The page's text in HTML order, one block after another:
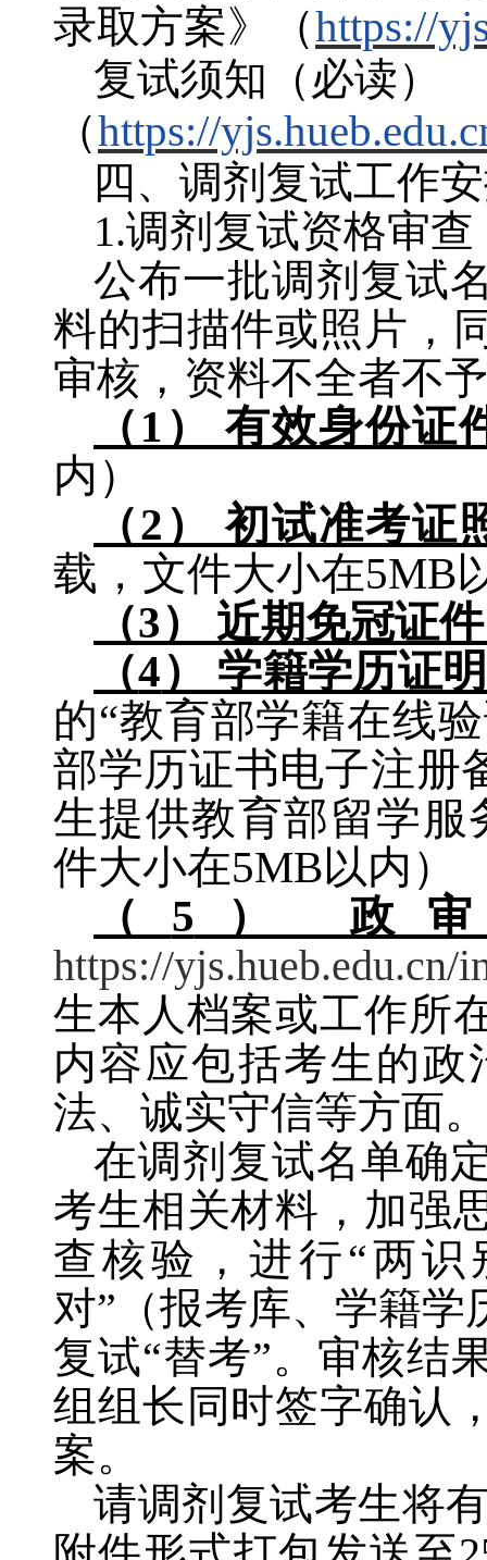
录取方案》
（https://
复试须知（必读）
（https://
四、调剂复试工作
1.调剂复试资格审查
公布一批调剂复试
料的扫描件或照片，
审核，资料不全者不
（ 1 ） 有效身份证
内）
（2 ） 初试准考证
载，文件大小在5MB
（3） 近期免冠证
（4） 学籍学历证
的“教育部学籍在线
部学历证书电子注册
生提供教育部留学服
件大小在5MB以内）
（ 5 ） 政
https://yjs.hueb.edu.cn/
生本人档案或工作所
内容应包括考生的
法、诚实守信等方面。
在调剂复试名单确
考生相关材料，加强
查核验，进行“两
对”（报考库、学籍
复试“替考”。审核结
组组长同时签字确认
案。
请调剂复试考生将